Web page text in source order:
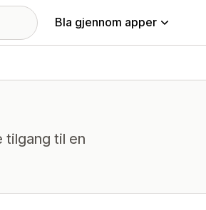
Bla gjennom apper
tilgang til en